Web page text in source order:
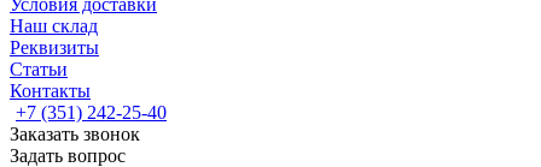
Условия доставки
Наш склад
Реквизиты
Статьи
Контакты
+7 (351) 242-25-40
Заказать звонок
Задать вопрос